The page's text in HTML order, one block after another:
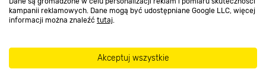
kampanii reklamowych. Dane mogą być udostępniane Google LLC, więcej
informacji można znaleźć tutaj.
Akceptuj wszystkie